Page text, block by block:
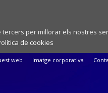
per millorar els nostres
de cookies
web Imatge corporativa